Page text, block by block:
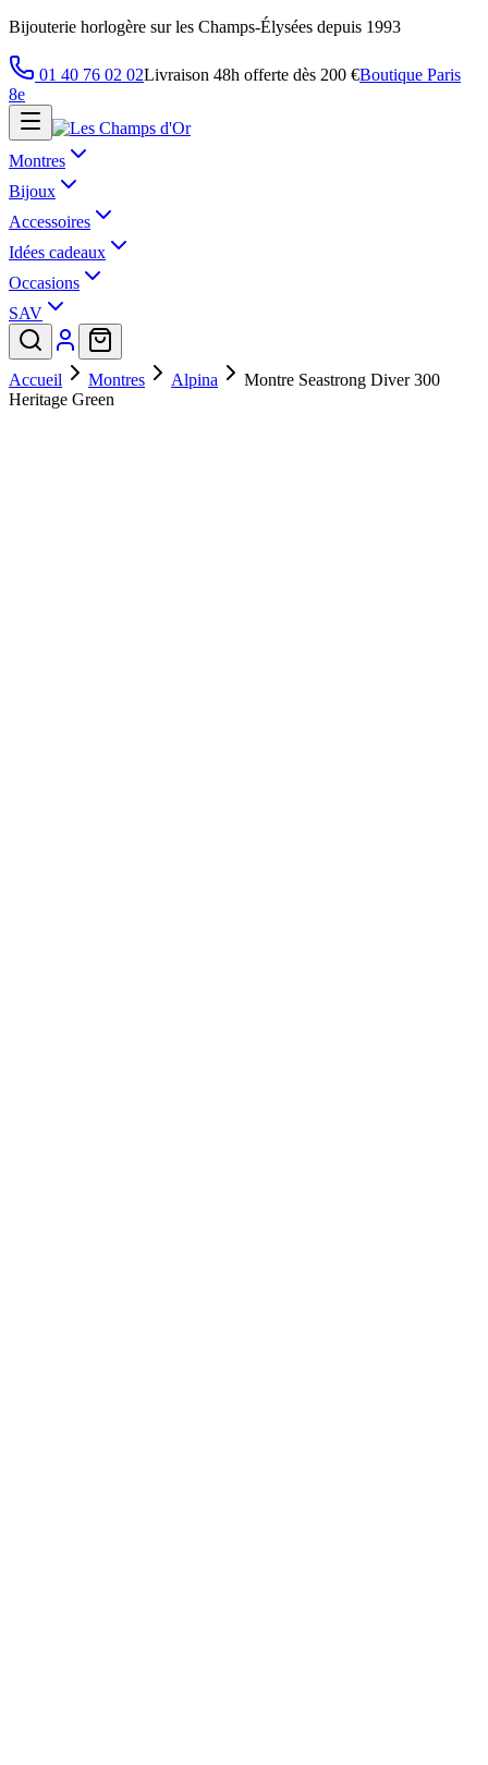
Bijouterie horlogère sur les Champs-Élysées depuis 1993
01 40 76 02 02Livraison 48h offerte dès 200 €Boutique Paris
8e
Montres
Bijoux
Accessoires
Idées cadeaux
Occasions
SAV
Accueil Montres Alpina
Montre Seastrong Diver 300
Heritage Green